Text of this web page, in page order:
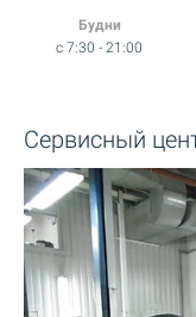
Будни
c 7:30 - 21:00
Сервисный